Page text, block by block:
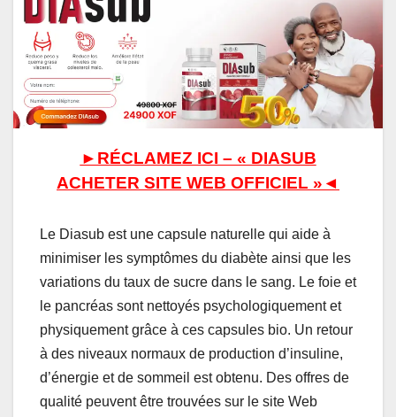
►RÉCLAMEZ ICI – « DIASUB
ACHETER SITE WEB OFFICIEL »◄
Le Diasub est une capsule naturelle qui aide à
minimiser les symptômes du diabète ainsi que les
variations du taux de sucre dans le sang. Le foie et
le pancréas sont nettoyés psychologiquement et
physiquement grâce à ces capsules bio. Un retour
à des niveaux normaux de production d’insuline,
d’énergie et de sommeil est obtenu. Des offres de
qualité peuvent être trouvées sur le site Web